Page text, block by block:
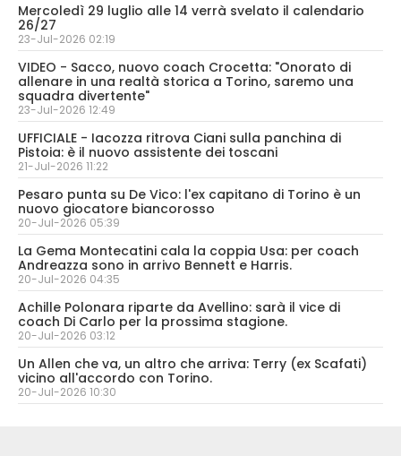
Mercoledì 29 luglio alle 14 verrà svelato il calendario
26/27
23-Jul-2026 02:19
VIDEO - Sacco, nuovo coach Crocetta: "Onorato di
allenare in una realtà storica a Torino, saremo una
squadra divertente"
23-Jul-2026 12:49
UFFICIALE - Iacozza ritrova Ciani sulla panchina di
Pistoia: è il nuovo assistente dei toscani
21-Jul-2026 11:22
Pesaro punta su De Vico: l'ex capitano di Torino è un
nuovo giocatore biancorosso
20-Jul-2026 05:39
La Gema Montecatini cala la coppia Usa: per coach
Andreazza sono in arrivo Bennett e Harris.
20-Jul-2026 04:35
Achille Polonara riparte da Avellino: sarà il vice di
coach Di Carlo per la prossima stagione.
20-Jul-2026 03:12
Un Allen che va, un altro che arriva: Terry (ex Scafati)
vicino all'accordo con Torino.
20-Jul-2026 10:30